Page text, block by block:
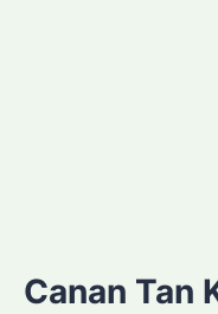
Canan Tan